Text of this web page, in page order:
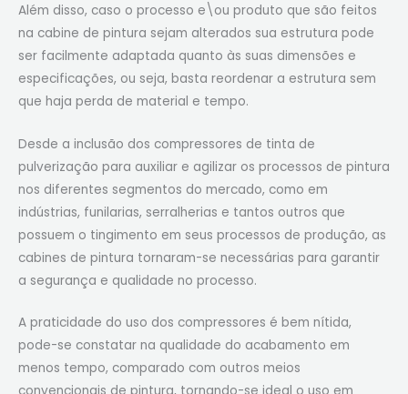
Além disso, caso o processo e\ou produto que são feitos
na cabine de pintura sejam alterados sua estrutura pode
ser facilmente adaptada quanto às suas dimensões e
especificações, ou seja, basta reordenar a estrutura sem
que haja perda de material e tempo.
Desde a inclusão dos compressores de tinta de
pulverização para auxiliar e agilizar os processos de pintura
nos diferentes segmentos do mercado, como em
indústrias, funilarias, serralherias e tantos outros que
possuem o tingimento em seus processos de produção, as
cabines de pintura tornaram-se necessárias para garantir
a segurança e qualidade no processo.
A praticidade do uso dos compressores é bem nítida,
pode-se constatar na qualidade do acabamento em
menos tempo, comparado com outros meios